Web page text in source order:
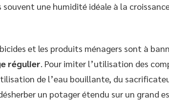
une humidité idéale à la
et les produits ménagers sont à
régulier. Pour imiter l’utilisation des
de l’eau bouillante, du
un potager étendu sur un grand